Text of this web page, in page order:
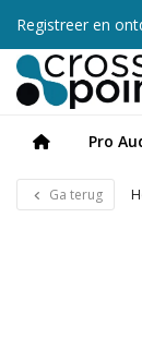
Registreer en
Pro
Ga terug